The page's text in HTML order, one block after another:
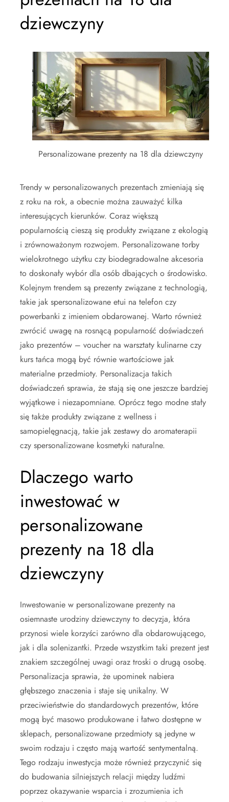
dziewczyny
Personalizowane prezenty na 18 dla dziewczyny
Trendy w personalizowanych prezentach zmieniają się
z roku na rok, a obecnie można zauważyć kilka
interesujących kierunków. Coraz większą
popularnością cieszą się produkty związane z ekologią
i zrównoważonym rozwojem. Personalizowane torby
wielokrotnego użytku czy biodegradowalne akcesoria
to doskonały wybór dla osób dbających o środowisko.
Kolejnym trendem są prezenty związane z technologią,
takie jak spersonalizowane etui na telefon czy
powerbanki z imieniem obdarowanej. Warto również
zwrócić uwagę na rosnącą popularność doświadczeń
jako prezentów – voucher na warsztaty kulinarne czy
kurs tańca mogą być równie wartościowe jak
materialne przedmioty. Personalizacja takich
doświadczeń sprawia, że stają się one jeszcze bardziej
wyjątkowe i niezapomniane. Oprócz tego modne stały
się także produkty związane z wellness i
samopielęgnacją, takie jak zestawy do aromaterapii
czy spersonalizowane kosmetyki naturalne.
Dlaczego warto
inwestować w
personalizowane
prezenty na 18 dla
dziewczyny
Inwestowanie w personalizowane prezenty na
osiemnaste urodziny dziewczyny to decyzja, która
przynosi wiele korzyści zarówno dla obdarowującego,
jak i dla solenizantki. Przede wszystkim taki prezent jest
znakiem szczególnej uwagi oraz troski o drugą osobę.
Personalizacja sprawia, że upominek nabiera
głębszego znaczenia i staje się unikalny. W
przeciwieństwie do standardowych prezentów, które
mogą być masowo produkowane i łatwo dostępne w
sklepach, personalizowane przedmioty są jedyne w
swoim rodzaju i często mają wartość sentymentalną.
Tego rodzaju inwestycja może również przyczynić się
do budowania silniejszych relacji między ludźmi
poprzez okazywanie wsparcia i zrozumienia ich